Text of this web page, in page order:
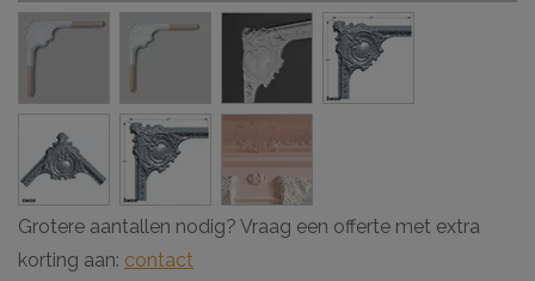
Grotere aantallen nodig? Vraag een offerte met extra
korting aan: contact